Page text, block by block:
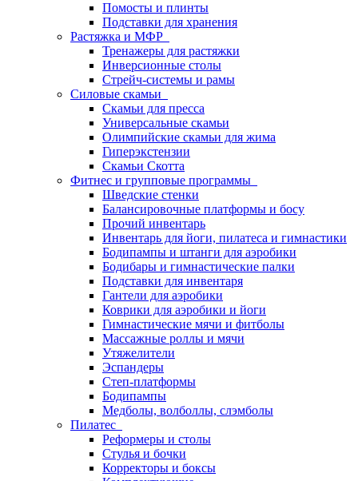
Помосты и плинты
Подставки для хранения
Растяжка и МФР
Тренажеры для растяжки
Инверсионные столы
Стрейч-системы и рамы
Силовые скамьи
Скамьи для пресса
Универсальные скамьи
Олимпийские скамьи для жима
Гиперэкстензии
Скамьи Скотта
Фитнес и групповые программы
Шведские стенки
Балансировочные платформы и босу
Прочий инвентарь
Инвентарь для йоги, пилатеса и гимнастики
Бодипампы и штанги для аэробики
Бодибары и гимнастические палки
Подставки для инвентаря
Гантели для аэробики
Коврики для аэробики и йоги
Гимнастические мячи и фитболы
Массажные роллы и мячи
Утяжелители
Эспандеры
Степ-платформы
Бодипампы
Медболы, волболлы, слэмболы
Пилатес
Реформеры и столы
Стулья и бочки
Корректоры и боксы